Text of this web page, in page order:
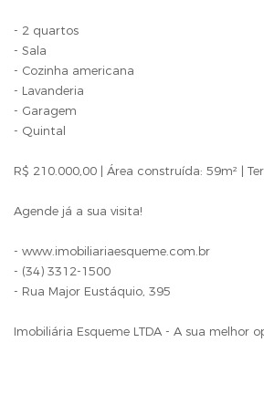
- 2 quartos
- Sala
- Cozinha americana
- Lavanderia
- Garagem
- Quintal
R$ 210.000,00 | Área construída: 59m² |
Agende já a sua visita!
- www.imobiliariaesqueme.com.br
- (34) 3312-1500
- Rua Major Eustáquio, 395
Imobiliária Esqueme LTDA - A sua melhor